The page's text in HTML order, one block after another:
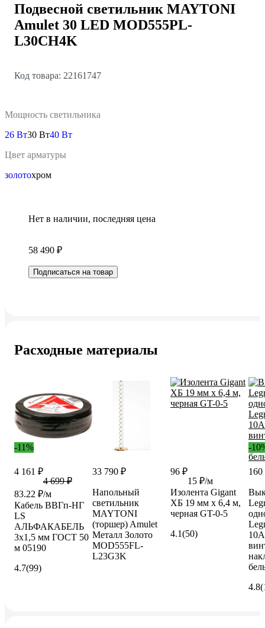
Подвесной светильник MAYTONI
Amulet 30 LED MOD555PL-
L30CH4K
Код товара: 22161747
Мощность светильника
26 Вт30 Вт40 Вт
Цвет арматуры
золотохром
Нет в наличии, последняя цена
58 490 ₽
Подписаться на товар
Расходные материалы
-11%
4 161 ₽
4 699 ₽
83.22 ₽/м
Кабель ВВГп-НГ
LS
АЛЬФАКАБЕЛЬ
3х1,5 мм ГОСТ 50
м 05190
4.7(99)
33 790 ₽
Напольный
светильник
MAYTONI
(торшер) Amulet
Металл Золото
MOD555FL-
L23G3K
96 ₽
15 ₽/м
Изолента Gigant
ХБ 19 мм х 6,4 м,
черная GT-0-5
4.1(50)
-
160
4.8